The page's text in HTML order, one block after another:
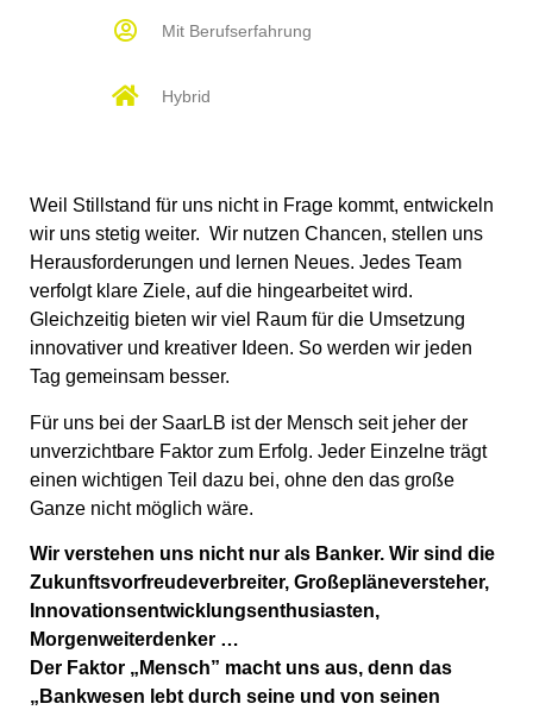
Mit Berufserfahrung
Hybrid
Weil Stillstand für uns nicht in Frage kommt, entwickeln
wir uns stetig weiter. Wir nutzen Chancen, stellen uns
Herausforderungen und lernen Neues. Jedes Team
verfolgt klare Ziele, auf die hingearbeitet wird.
Gleichzeitig bieten wir viel Raum für die Umsetzung
innovativer und kreativer Ideen. So werden wir jeden
Tag gemeinsam besser.
Für uns bei der SaarLB ist der Mensch seit jeher der
unverzichtbare Faktor zum Erfolg. Jeder Einzelne trägt
einen wichtigen Teil dazu bei, ohne den das große
Ganze nicht möglich wäre.
Wir verstehen uns nicht nur als Banker. Wir sind die
Zukunftsvorfreudeverbreiter, Großepläneversteher,
Innovationsentwicklungsenthusiasten,
Morgenweiterdenker …
Der Faktor „Mensch” macht uns aus, denn das
„Bankwesen lebt durch seine und von seinen